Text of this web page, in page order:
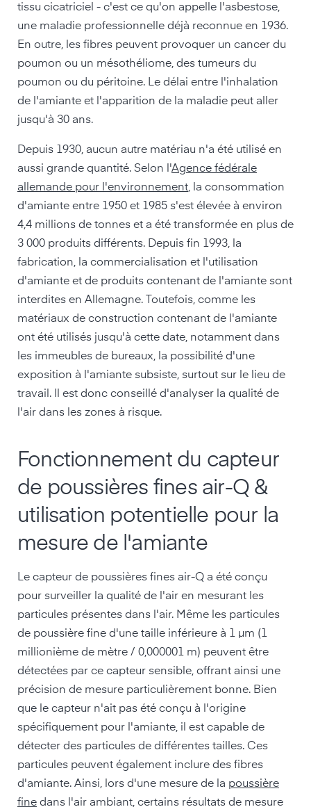
tissu cicatriciel - c'est ce qu'on appelle l'asbestose,
une maladie professionnelle déjà reconnue en 1936.
En outre, les fibres peuvent provoquer un cancer du
poumon ou un mésothéliome, des tumeurs du
poumon ou du péritoine. Le délai entre l'inhalation
de l'amiante et l'apparition de la maladie peut aller
jusqu'à 30 ans.
Depuis 1930, aucun autre matériau n'a été utilisé en
aussi grande quantité. Selon l'Agence fédérale
allemande pour l'environnement, la consommation
d'amiante entre 1950 et 1985 s'est élevée à environ
4,4 millions de tonnes et a été transformée en plus de
3 000 produits différents. Depuis fin 1993, la
fabrication, la commercialisation et l'utilisation
d'amiante et de produits contenant de l'amiante sont
interdites en Allemagne. Toutefois, comme les
matériaux de construction contenant de l'amiante
ont été utilisés jusqu'à cette date, notamment dans
les immeubles de bureaux, la possibilité d'une
exposition à l'amiante subsiste, surtout sur le lieu de
travail. Il est donc conseillé d'analyser la qualité de
l'air dans les zones à risque.
Fonctionnement du capteur
de poussières fines air-Q &
utilisation potentielle pour la
mesure de l'amiante
Le capteur de poussières fines air-Q a été conçu
pour surveiller la qualité de l'air en mesurant les
particules présentes dans l'air. Même les particules
de poussière fine d'une taille inférieure à 1 µm (1
millionième de mètre / 0,000001 m) peuvent être
détectées par ce capteur sensible, offrant ainsi une
précision de mesure particulièrement bonne. Bien
que le capteur n'ait pas été conçu à l'origine
spécifiquement pour l'amiante, il est capable de
détecter des particules de différentes tailles. Ces
particules peuvent également inclure des fibres
d'amiante. Ainsi, lors d'une mesure de la poussière
fine dans l'air ambiant, certains résultats de mesure